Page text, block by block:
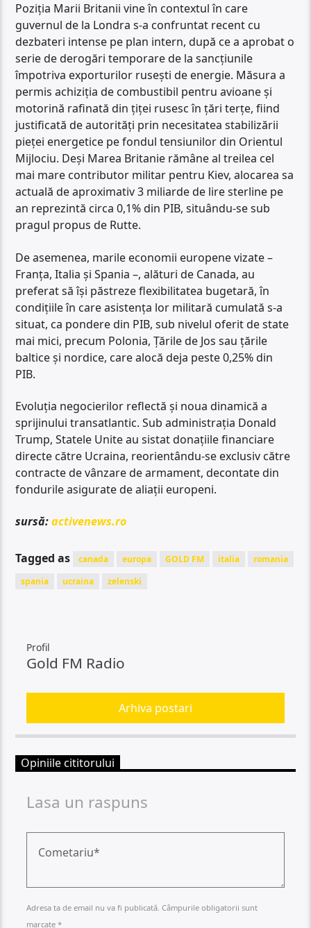
Poziția Marii Britanii vine în contextul în care
guvernul de la Londra s-a confruntat recent cu
dezbateri intense pe plan intern, după ce a aprobat o
serie de derogări temporare de la sancțiunile
împotriva exporturilor rusești de energie. Măsura a
permis achiziția de combustibil pentru avioane și
motorină rafinată din țiței rusesc în țări terțe, fiind
justificată de autorități prin necesitatea stabilizării
pieței energetice pe fondul tensiunilor din Orientul
Mijlociu. Deși Marea Britanie rămâne al treilea cel
mai mare contributor militar pentru Kiev, alocarea sa
actuală de aproximativ 3 miliarde de lire sterline pe
an reprezintă circa 0,1% din PIB, situându-se sub
pragul propus de Rutte.
De asemenea, marile economii europene vizate –
Franța, Italia și Spania –, alături de Canada, au
preferat să își păstreze flexibilitatea bugetară, în
condițiile în care asistența lor militară cumulată s-a
situat, ca pondere din PIB, sub nivelul oferit de state
mai mici, precum Polonia, Țările de Jos sau țările
baltice și nordice, care alocă deja peste 0,25% din
PIB.
Evoluția negocierilor reflectă și noua dinamică a
sprijinului transatlantic. Sub administrația Donald
Trump, Statele Unite au sistat donațiile financiare
directe către Ucraina, reorientându-se exclusiv către
contracte de vânzare de armament, decontate din
fondurile asigurate de aliații europeni.
sursă:activenews.ro
Tagged as canada europa GOLD FM italia
romania
spania
ucraina zelenski
Profil
Gold FM Radio
Arhiva postari
Opiniile cititorului
Lasa un raspuns
Adresa ta de email nu va fi publicată. Câmpurile obligatorii sunt
marcate *